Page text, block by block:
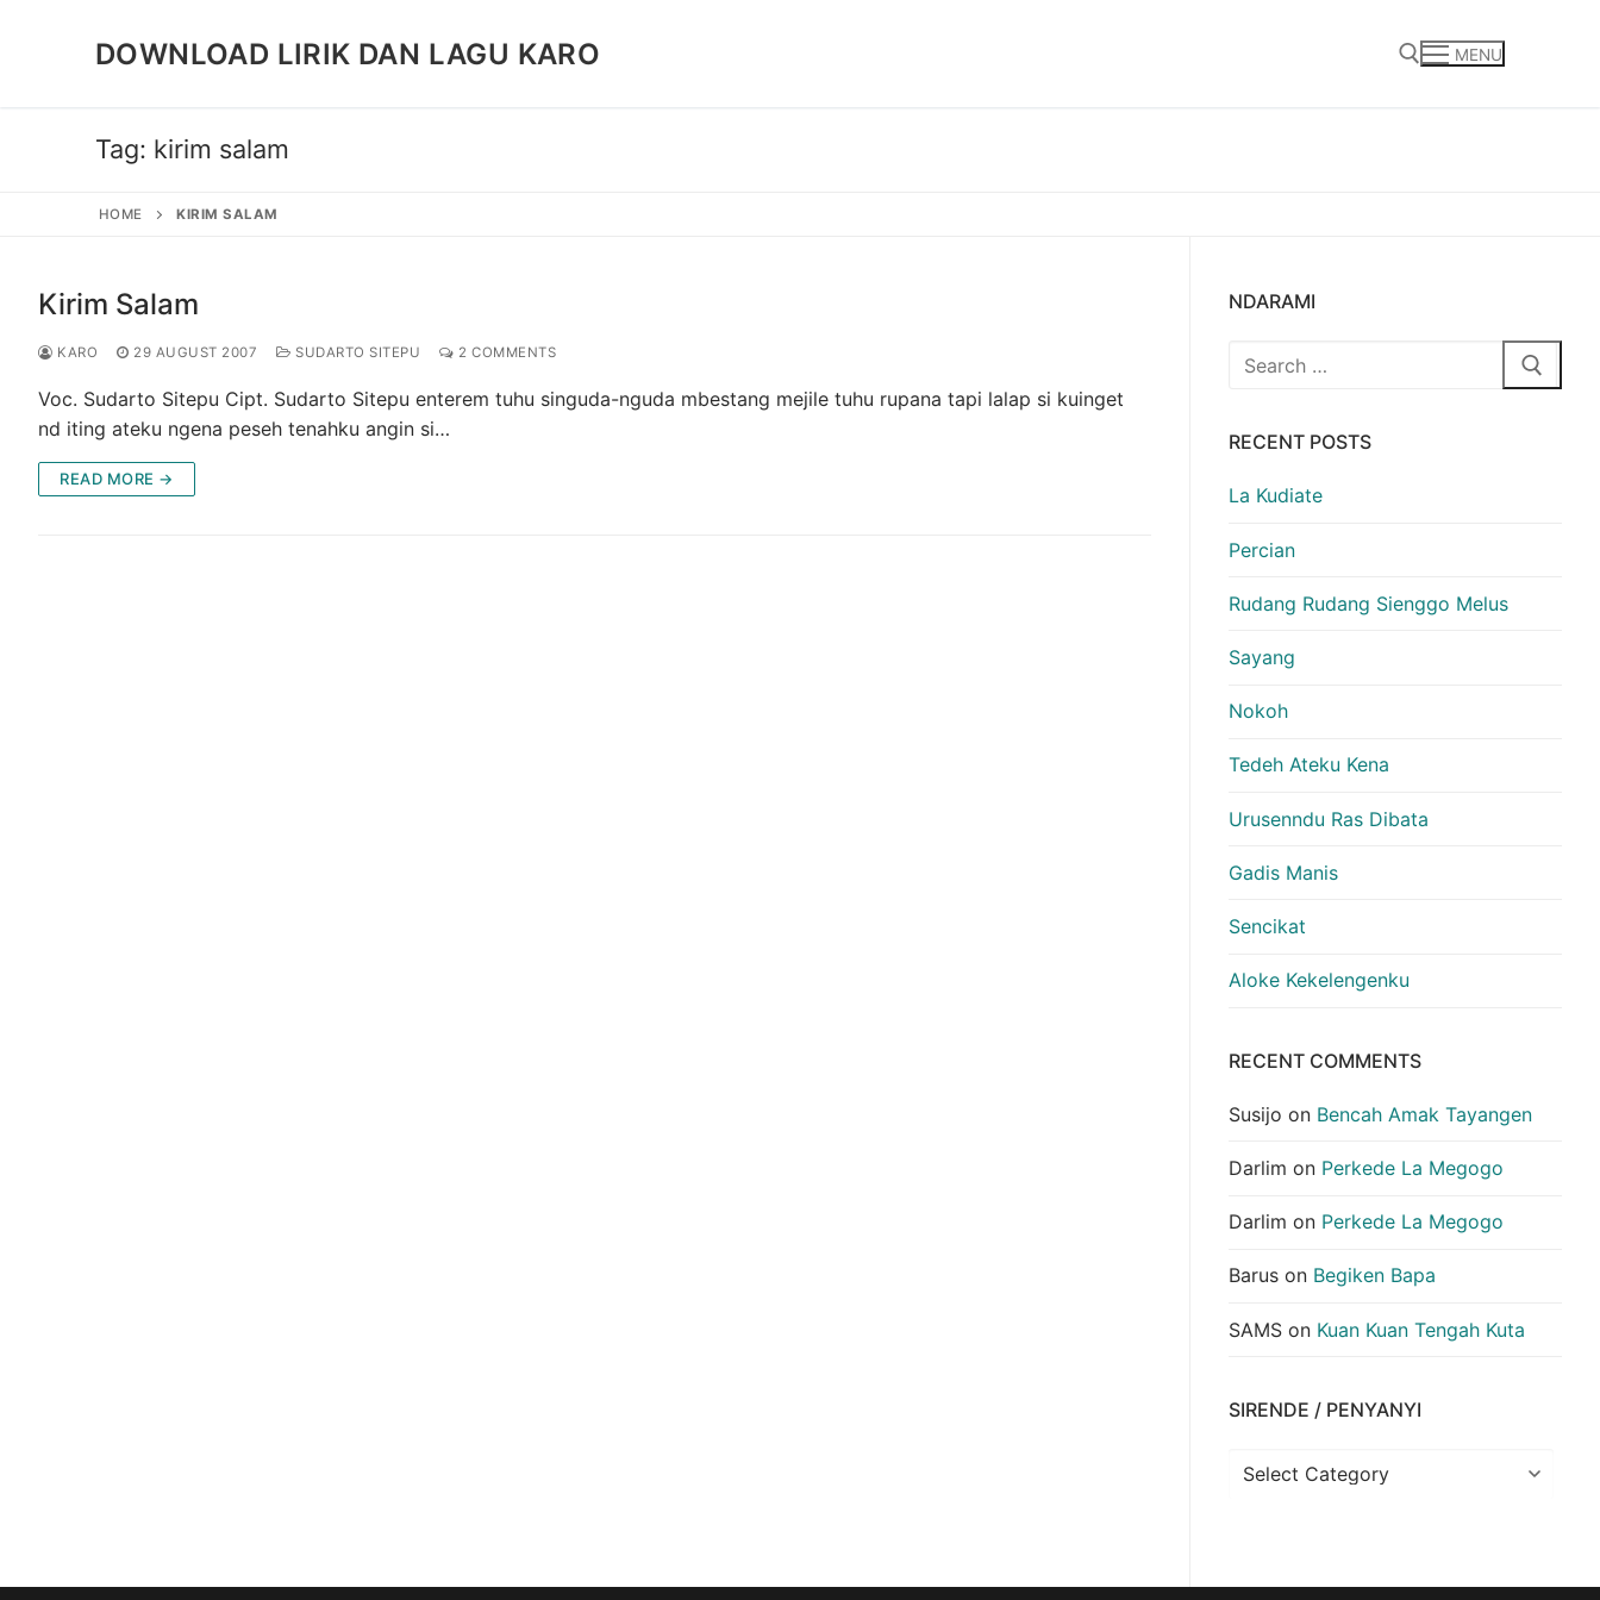
DOWNLOAD LIRIK DAN LAGU KARO MENU
Tag: kirim salam
HOME KIRIM SALAM
Kirim Salam
KARO 29 AUGUST 2007 SUDARTO SITEPU 2 COMMENTS
Voc. Sudarto Sitepu Cipt. Sudarto Sitepu enterem tuhu singuda-nguda mbestang mejile tuhu rupana tapi lalap si kuinget
nd iting ateku ngena peseh tenahku angin si…
READ MORE →
NDARAMI
Search
RECENT POSTS
La Kudiate
Percian
Rudang Rudang Sienggo Melus
Sayang
Nokoh
Tedeh Ateku Kena
Urusenndu Ras Dibata
Gadis Manis
Sencikat
Aloke Kekelengenku
RECENT COMMENTS
Susijo on Bencah Amak Tayangen
Darlim on Perkede La Megogo
Darlim on Perkede La Megogo
Barus on Begiken Bapa
SAMS on Kuan Kuan Tengah Kuta
SIRENDE / PENYANYI
Sirende